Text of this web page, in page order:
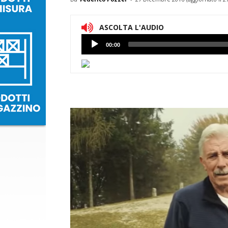
ASCOLTA L'AUDIO
Lettore
Audio
00:00